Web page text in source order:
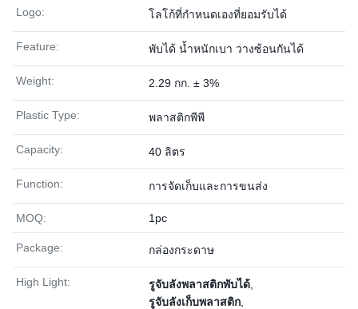
Logo: โลโก้ที่กำหนดเองที่ยอมรับได้
Feature: พับได้ น้ำหนักเบา วางซ้อนกันได้
Weight: 2.29 กก. ± 3%
Plastic Type: พลาสติกพีพี
Capacity: 40 ลิตร
Function: การจัดเก็บและการขนส่ง
MOQ: 1pc
Package: กล่องกระดาษ
High Light: รูจับลังพลาสติกพับได้
รูจับลังเก็บพลาสติก